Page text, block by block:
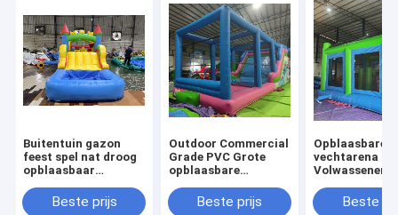
Buitentuin gazon
feest spel nat droog
opblaasbaar
obstakelbaan met
glijbaan biljartbal
Beste prijs
Outdoor Commercial
Grade PVC Grote
opblaasbare
Bounce House
Combo Bouncy
Beste prijs
Opblaasbare
vechtarena
Volwassenen
Park
Gladiator
Beste